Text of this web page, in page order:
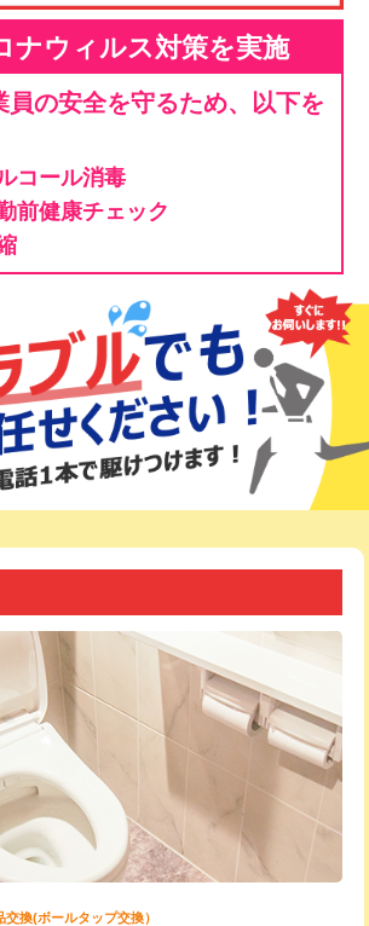
ナウィルス対策を実施
員の安全を守るため、以下を
コール消毒
前健康チェック
交換(ボールタップ交換）